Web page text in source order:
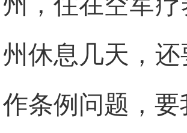
州休息几天，
作条例问题，